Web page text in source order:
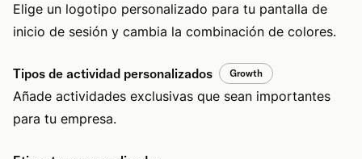
Elige un logotipo personalizado para tu pantalla de
inicio de sesión y cambia la combinación de colores.
Tipos de actividad personalizados Growth
Añade actividades exclusivas que sean importantes
para tu empresa.